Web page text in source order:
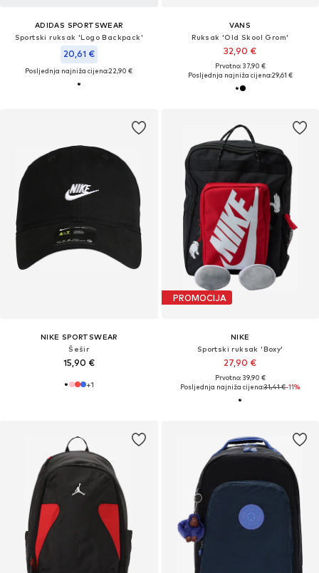
ADIDAS SPORTSWEAR
Sportski ruksak 'Logo Backpack'
20,61 €
Posljednja najniža cijena:22,90 €
VANS
Ruksak 'Old Skool Grom'
32,90 €
Prvotno: 37,90 €
Posljednja najniža cijena:29,61 €
NIKE SPORTSWEAR
Šešir
15,90 €
+1
PROMOCIJA
NIKE
Sportski ruksak 'Boxy'
27,90 €
Prvotno: 39,90 €
Posljednja najniža cijena:31,41 €-11%